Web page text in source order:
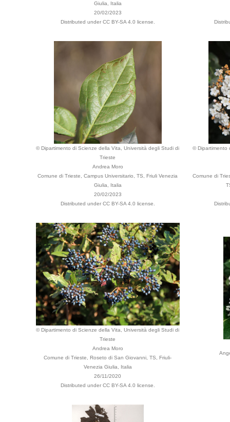
Giulia, Italia
20/02/2023
Distributed under CC BY-SA 4.0 license.
© Dipartimento di Scienze della Vita, Università degli Studi di
Trieste
Andrea Moro
Comune di Trieste, Campus Universitario, TS, Friuli Venezia
Giulia, Italia
20/02/2023
Distributed under CC BY-SA 4.0 license.
© Dipartimento
Comune di
© Dipartimento di Scienze della Vita, Università degli Studi di
Trieste
Andrea Moro
Comune di Trieste, Roseto di San Giovanni, TS, Friuli-
Venezia Giulia, Italia
26/11/2020
Distributed under CC BY-SA 4.0 license.